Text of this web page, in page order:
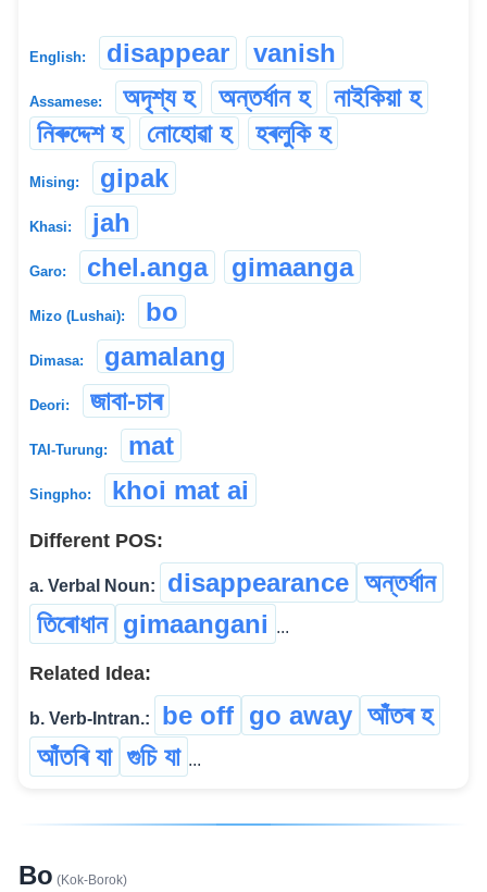
English: disappear vanish
Assamese: অদৃশ্য হ অন্তৰ্ধান হ
নাইকিয়া হ
নিৰুদ্দেশ হ
নোহোৱা হ হৰলুকি হ
Mising: gipak
Khasi: jah
Garo: chel.anga gimaanga
Mizo (Lushai): bo
Dimasa: gamalang
Deori: জাবা-চাৰ
TAI-Turung: mat
Singpho: khoi mat ai
Different POS:
a. Verbal Noun: disappearance অন্তৰ্ধান
তিৰোধান gimaangani ...
Related Idea:
b. Verb-Intran.: be off go away আঁতৰ হ
আঁতৰি যা গুচি যা ...
Bo (Kok-Borok)